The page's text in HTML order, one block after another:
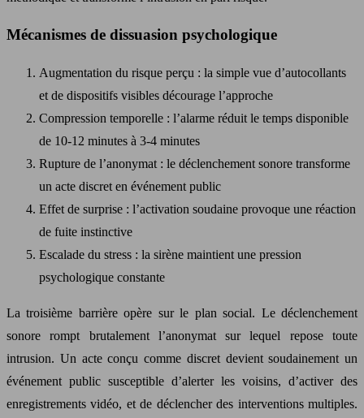
Mécanismes de dissuasion psychologique
Augmentation du risque perçu : la simple vue d’autocollants
et de dispositifs visibles décourage l’approche
Compression temporelle : l’alarme réduit le temps disponible
de 10-12 minutes à 3-4 minutes
Rupture de l’anonymat : le déclenchement sonore transforme
un acte discret en événement public
Effet de surprise : l’activation soudaine provoque une réaction
de fuite instinctive
Escalade du stress : la sirène maintient une pression
psychologique constante
La troisième barrière opère sur le plan social. Le déclenchement
sonore rompt brutalement l’anonymat sur lequel repose toute
intrusion. Un acte conçu comme discret devient soudainement un
événement public susceptible d’alerter les voisins, d’activer des
enregistrements vidéo, et de déclencher des interventions multiples.